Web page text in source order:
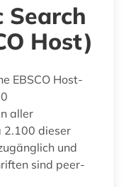
Search
Host)
EBSCO Host-
aller
2.100 dieser
und
sind peer-